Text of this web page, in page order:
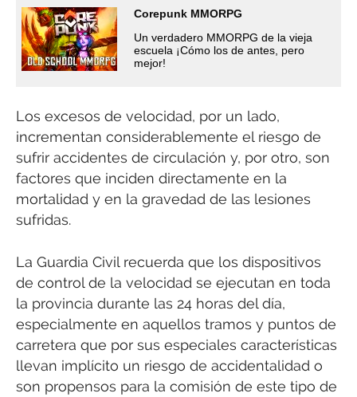
Corepunk MMORPG
Un verdadero MMORPG de la vieja
escuela ¡Cómo los de antes, pero
mejor!
Los excesos de velocidad, por un lado,
incrementan considerablemente el riesgo de
sufrir accidentes de circulación y, por otro, son
factores que inciden directamente en la
mortalidad y en la gravedad de las lesiones
sufridas.
La Guardia Civil recuerda que los dispositivos
de control de la velocidad se ejecutan en toda
la provincia durante las 24 horas del día,
especialmente en aquellos tramos y puntos de
carretera que por sus especiales características
llevan implícito un riesgo de accidentalidad o
son propensos para la comisión de este tipo de